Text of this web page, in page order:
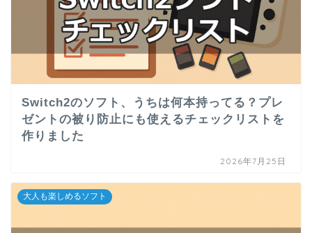
Switch2のソフト、うちは何本持ってる？プレ
ゼントの被り防止にも使えるチェックリストを
作りました
2026年7月25日
大人も楽しめるソフト